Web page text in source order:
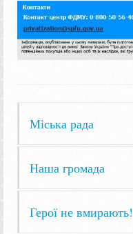
Міська рада
Наша громада
Герої не вмирають!